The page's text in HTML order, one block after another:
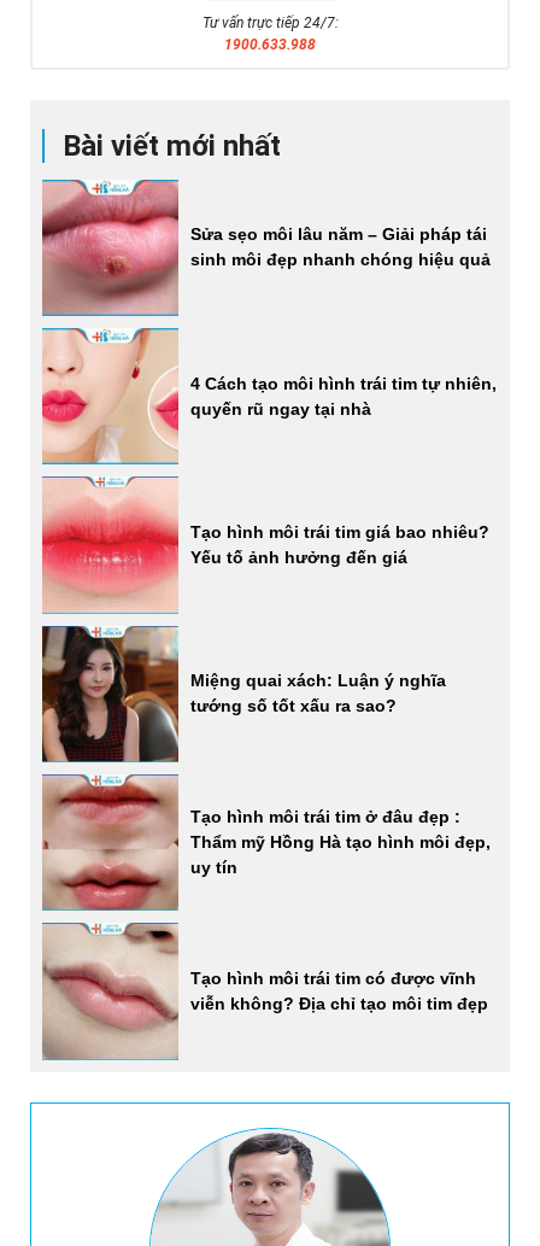
Bài viết mới nhất
Sửa sẹo môi lâu năm – Giải pháp tái
sinh môi đẹp nhanh chóng hiệu quả
4 Cách tạo môi hình trái tim tự nhiên,
quyến rũ ngay tại nhà
Tạo hình môi trái tim giá bao nhiêu?
Yếu tố ảnh hưởng đến giá
Miệng quai xách: Luận ý nghĩa
tướng số tốt xấu ra sao?
Tạo hình môi trái tim ở đâu đẹp :
Thẩm mỹ Hồng Hà tạo hình môi đẹp,
uy tín
Tạo hình môi trái tim có được vĩnh
viễn không? Địa chỉ tạo môi tim đẹp
Tư vấn trực tiếp 24/7:
1900.633.988